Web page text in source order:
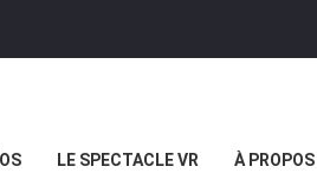
LE SPECTACLE VR À